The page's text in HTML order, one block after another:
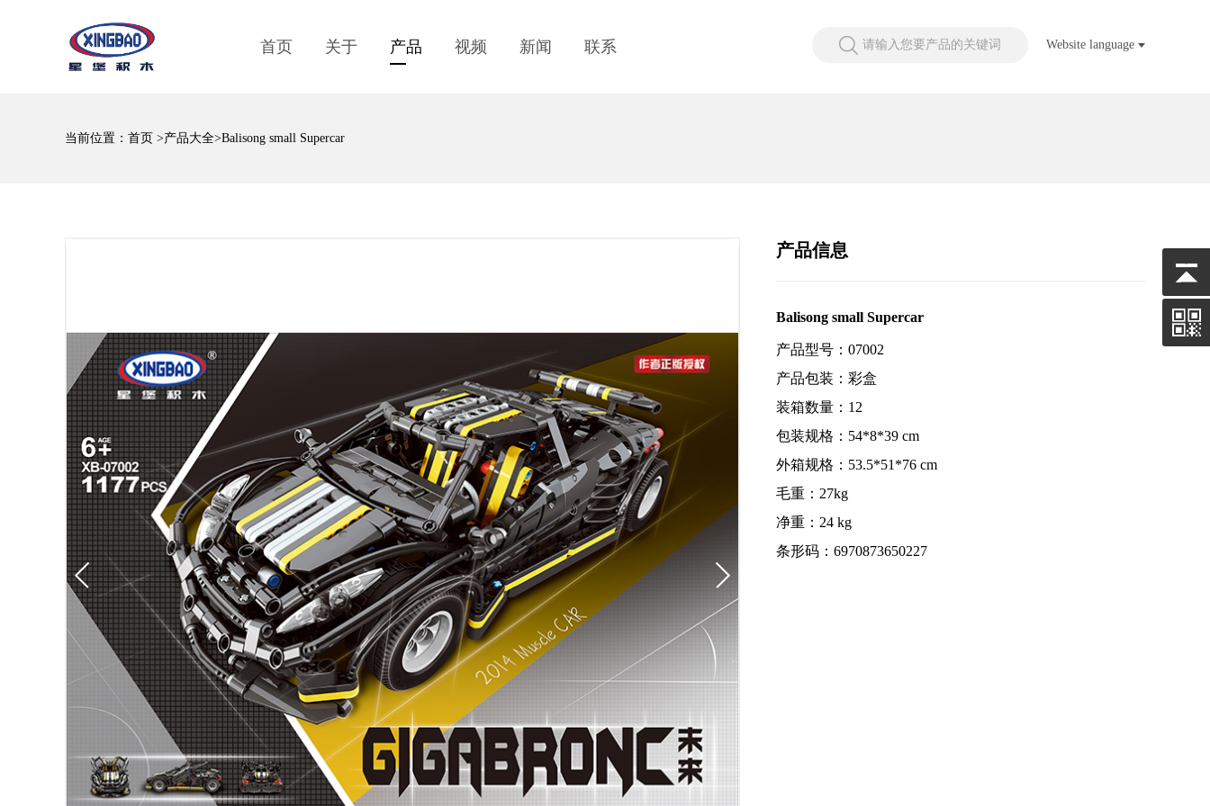
首页 关于 产品 视频 新闻 联系 请输入您要产品的关键词 Website language
当前位置： 首页 >产品大全>Balisong small Supercar
产品信息
Balisong small Supercar
产品型号：07002
产品包装：彩盒
装箱数量：12
包装规格：54*8*39 cm
外箱规格：53.5*51*76 cm
毛重：27kg
净重：24 kg
条形码：6970873650227